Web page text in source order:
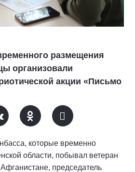
размещения
организовали
акции «Письмо
которые временно
области, побывал ветеран
председатель